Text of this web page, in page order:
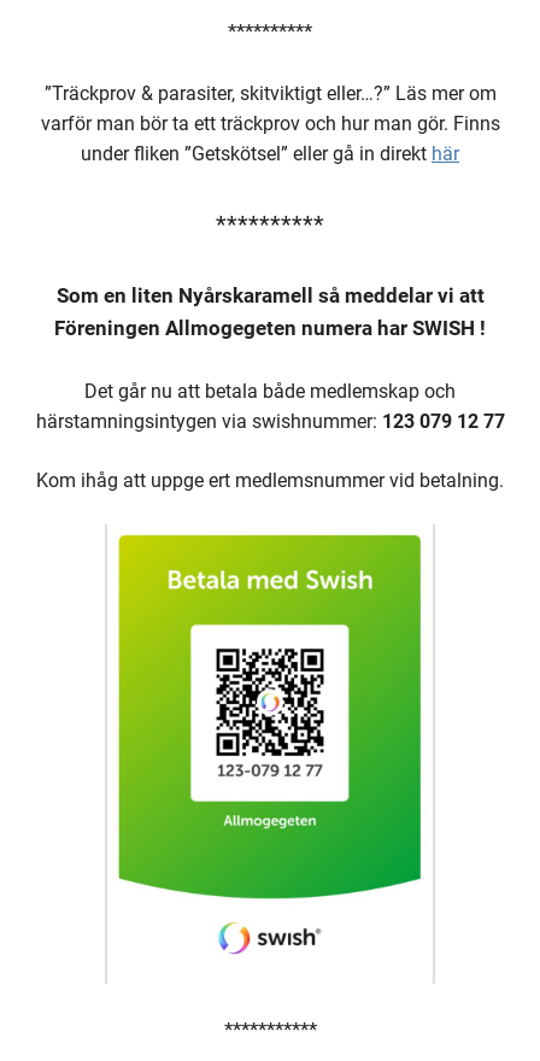
**********
”Träckprov & parasiter, skitviktigt eller…?” Läs mer om
varför man bör ta ett träckprov och hur man gör. Finns
under fliken ”Getskötsel” eller gå in direkt här
**********
Som en liten Nyårskaramell så meddelar vi att
Föreningen Allmogegeten numera har SWISH !
Det går nu att betala både medlemskap och
härstamningsintygen via swishnummer: 123 079 12 77
Kom ihåg att uppge ert medlemsnummer vid betalning.
***********